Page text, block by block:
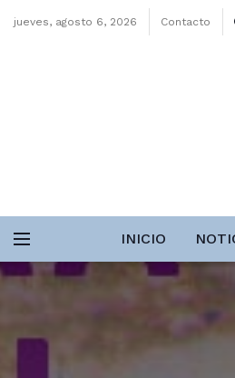
jueves, agosto 6, 2026 Contacto
INICIO